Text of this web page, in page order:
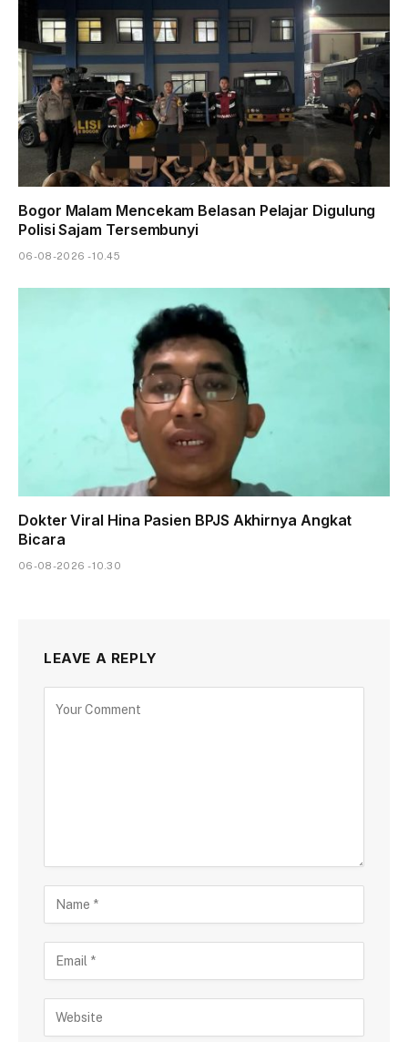
Bogor Malam Mencekam Belasan Pelajar Digulung
Polisi Sajam Tersembunyi
06-08-2026 - 10.45
Dokter Viral Hina Pasien BPJS Akhirnya Angkat
Bicara
06-08-2026 - 10.30
LEAVE A REPLY